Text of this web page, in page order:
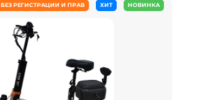
БЕЗ РЕГИСТРАЦИИ И ПРАВ ХИТ НОВИНКА